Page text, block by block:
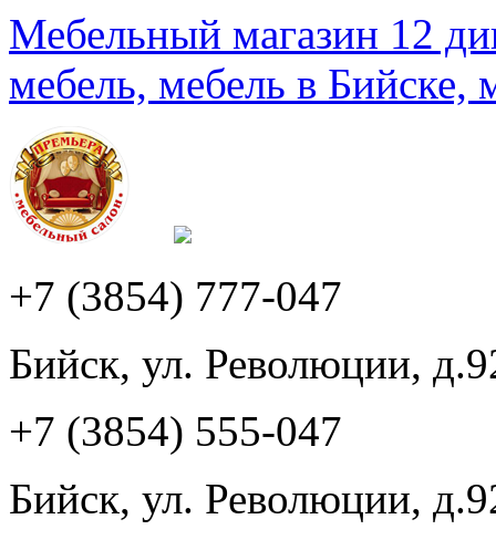
Мебельный магазин 12
мебель, мебель в Бийске,
+7 (3854) 777-047
Бийск, ул. Революции,
+7 (3854) 555-047
Бийск, ул. Революции,